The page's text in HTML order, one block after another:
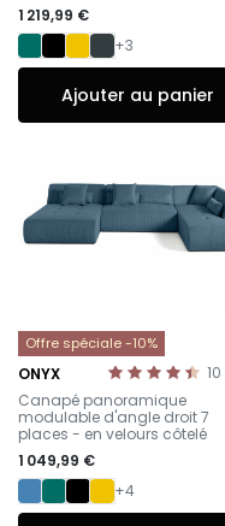
1 219,99 €
+3
Ajouter au panier
Offre spéciale -10%
10
ONYX
-
Canapé panoramique
modulable d'angle droit 7
places - en velours côtelé
1 049,99 €
+4